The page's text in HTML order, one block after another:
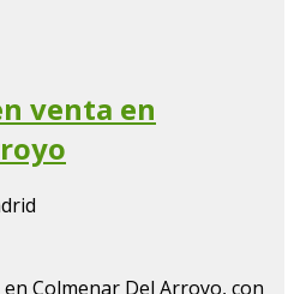
venta en